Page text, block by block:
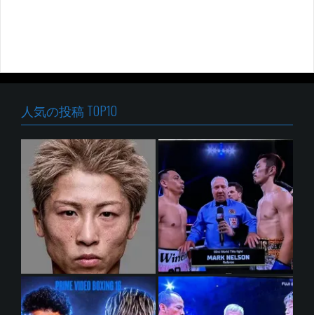
人気の投稿 TOP10